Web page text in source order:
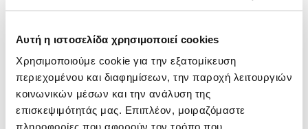
Αυτή η ιστοσελίδα χρησιμοποιεί cookies
Χρησιμοποιούμε cookie για την εξατομίκευση
περιεχομένου και διαφημίσεων, την παροχή λειτουργιών
κοινωνικών μέσων και την ανάλυση της
επισκεψιμότητάς μας. Επιπλέον, μοιραζόμαστε
Τελευταία νέα
Ενημέρωση 29/07/2026 29 July 2026
Αναρτήθηκαν τα αποτελέσματα NOCN Μαΐου 2026
July 2026